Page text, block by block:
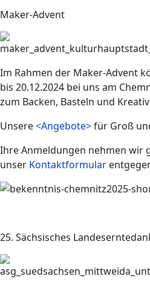
Maker-Advent
Im Rahmen der Maker-Advent
bis 20.12.2024 bei uns am
zum Backen, Basteln und
Unsere<Angebote>für Groß
Ihre Anmeldungen nehmen wir
unser Kontaktformular
25. Sächsisches